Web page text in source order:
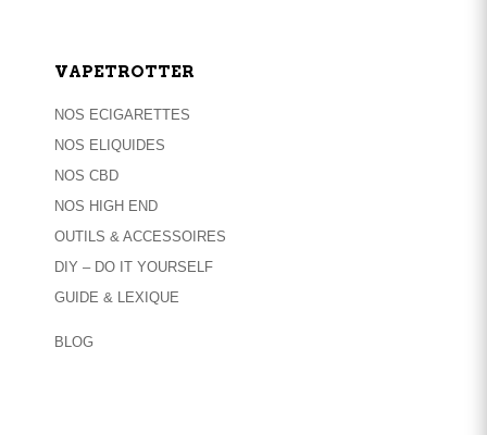
VAPETROTTER
NOS ECIGARETTES
NOS ELIQUIDES
NOS CBD
NOS HIGH END
OUTILS & ACCESSOIRES
DIY – DO IT YOURSELF
GUIDE & LEXIQUE
BLOG